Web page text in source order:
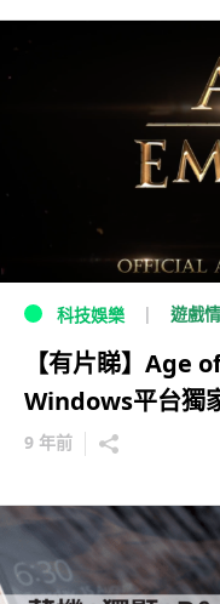
科技娛樂 遊戲
【有片睇】Age
Windows平台獨
9 年前